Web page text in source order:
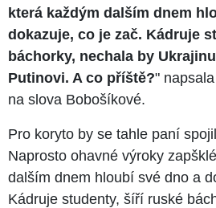
která každým dalším dnem
dokazuje, co je zač. Kádruje
báchorky, nechala by
Putinovi. A co příště?"
na slova Bobošíkové.
Pro koryto by se tahle paní
Naprosto ohavné výroky
dalším dnem hloubí své dno a
Kádruje studenty, šíří ruské